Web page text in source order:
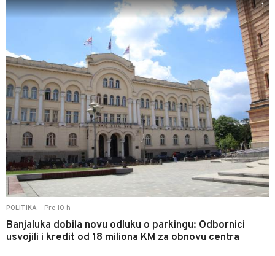
POLITIKA Pre 10 h
Banjaluka dobila novu odluku o parkingu: Odbornici
usvojili i kredit od 18 miliona KM za obnovu centra
1